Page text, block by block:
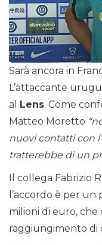
Sarà ancora in
L’attaccante
al
Lens. Come
Matteo Moretto
nuovi contatti con
tratterebbe di un
Il collega Fabrizio
l’accordo è per
milioni di euro,
raggiungimento di